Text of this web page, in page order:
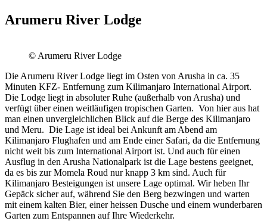
Arumeru River Lodge
© Arumeru River Lodge
Die Arumeru River Lodge liegt im Osten von Arusha in ca. 35
Minuten KFZ- Entfernung zum Kilimanjaro International Airport.
Die Lodge liegt in absoluter Ruhe (außerhalb von Arusha) und
verfügt über einen weitläufigen tropischen Garten. Von hier aus hat
man einen unvergleichlichen Blick auf die Berge des Kilimanjaro
und Meru. Die Lage ist ideal bei Ankunft am Abend am
Kilimanjaro Flughafen und am Ende einer Safari, da die Entfernung
nicht weit bis zum International Airport ist. Und auch für einen
Ausflug in den Arusha Nationalpark ist die Lage bestens geeignet,
da es bis zur Momela Roud nur knapp 3 km sind. Auch für
Kilimanjaro Besteigungen ist unsere Lage optimal. Wir heben Ihr
Gepäck sicher auf, während Sie den Berg bezwingen und warten
mit einem kalten Bier, einer heissen Dusche und einem wunderbaren
Garten zum Entspannen auf Ihre Wiederkehr.